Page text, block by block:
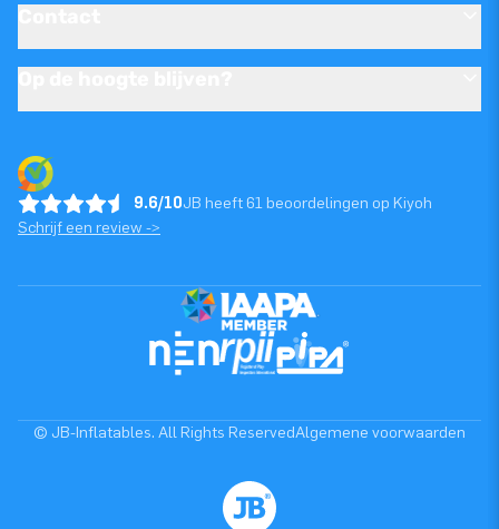
9.6/10JB heeft 61 beoordelingen op Kiyoh
Schrijf een review ->
© JB-Inflatables. All Rights ReservedAlgemene voorwaarden